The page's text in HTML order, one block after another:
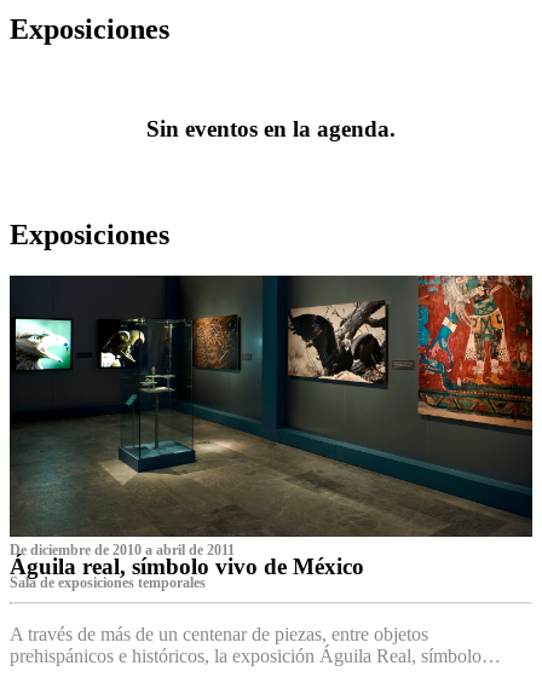
Exposiciones
Sin eventos en la agenda.
Exposiciones
De diciembre de 2010 a abril de 2011
Águila real, símbolo vivo de México
Sala de exposiciones temporales
A través de más de un centenar de piezas, entre objetos
prehispánicos e históricos, la exposición Águila Real, símbolo…